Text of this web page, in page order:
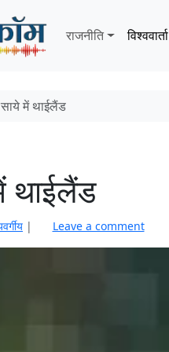
राजनीति
विश्ववार्ता
में थाईलैंड
थाईलैंड
| Leave a comment